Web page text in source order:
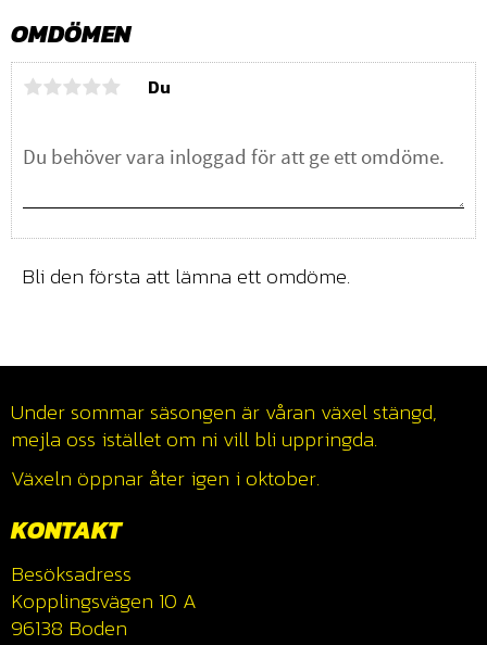
OMDÖMEN
Du
Bli den första att lämna ett omdöme.
Under sommar säsongen är våran växel stängd,
mejla oss istället om ni vill bli uppringda.
Växeln öppnar åter igen i oktober.
KONTAKT
Besöksadress
Kopplingsvägen 10 A
96138 Boden